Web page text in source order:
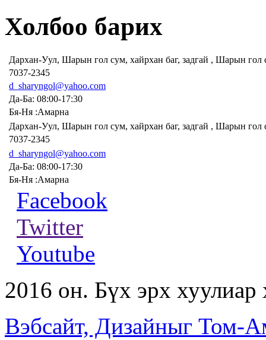
Холбоо барих
Дархан-Уул, Шарын гол сум, хайрхан баг, задгай , Шарын
7037-2345
d_sharyngol@yahoo.com
Да-Ба: 08:00-17:30
Бя-Ня :Амарна
Дархан-Уул, Шарын гол сум, хайрхан баг, задгай , Шарын
7037-2345
d_sharyngol@yahoo.com
Да-Ба: 08:00-17:30
Бя-Ня :Амарна
Facebook
Twitter
Youtube
2016 он. Бүх эрх хуулиар
Вэбсайт, Дизайныг